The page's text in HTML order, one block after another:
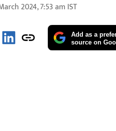
2024, 7:53 am IST
Add as a
source on